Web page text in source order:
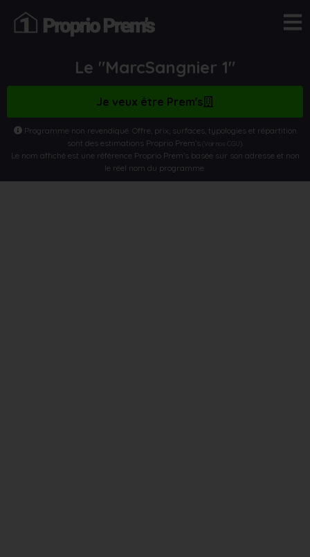
Le "MarcSangnier 1"
Je veux être Prem's
Programme non revendiqué. Offre, prix, surfaces, typologies et répartition
sont des estimations Proprio Prem’s(Voir nos CGU)
Le nom affiché est une référence Proprio Prem’s basée sur son adresse et non
le réel nom du programme.